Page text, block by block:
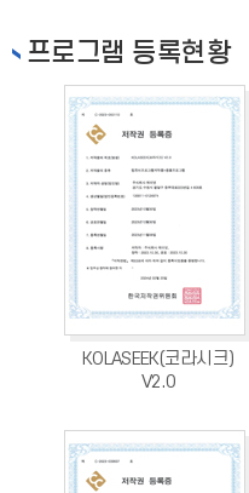
프로그램 등록현황
KOLASEEK(코라시크)
V2.0